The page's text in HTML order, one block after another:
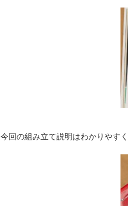
今回の組み立て説明はわかりやす